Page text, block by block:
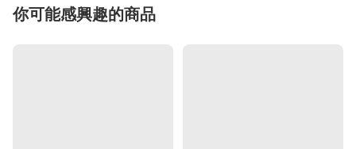
你可能感興趣的商品